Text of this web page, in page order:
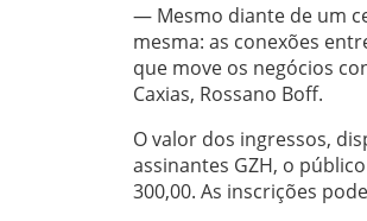
— Mesmo diante de um
mesma: as conexões
que move os negócios
Caxias, Rossano Boff.
O valor dos ingressos,
assinantes GZH, o
300,00. As inscrições